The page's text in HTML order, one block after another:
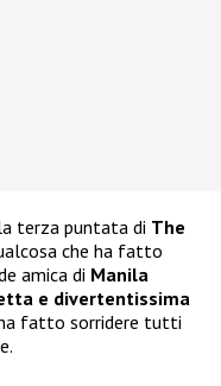
terza puntata di The
che ha fatto
amica di Manila
e divertentissima
fatto sorridere tutti